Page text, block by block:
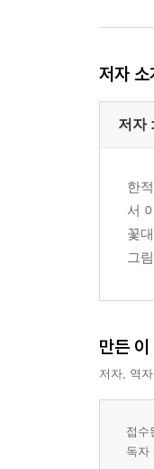
작가 눈
3부 감수
그림책
산책 봄
산책 오
산책 비
산책 오
4부 엄마
그림책
인트로
친정 우
저자 소
저자
한
서
꽃
그
만든
저자, 역
접수
독자